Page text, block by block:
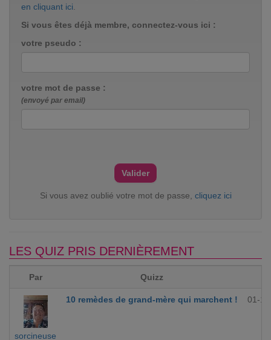
en cliquant ici
Si vous êtes déjà membre, connectez-vous ici :
votre pseudo :
votre mot de passe :
(envoyé par email)
Si vous avez oublié votre mot de passe, cliquez ici
LES QUIZ PRIS DERNIÈREMENT
Par Quizz
sorcineuse
10 remèdes de grand-mère qui marchent ! 01-